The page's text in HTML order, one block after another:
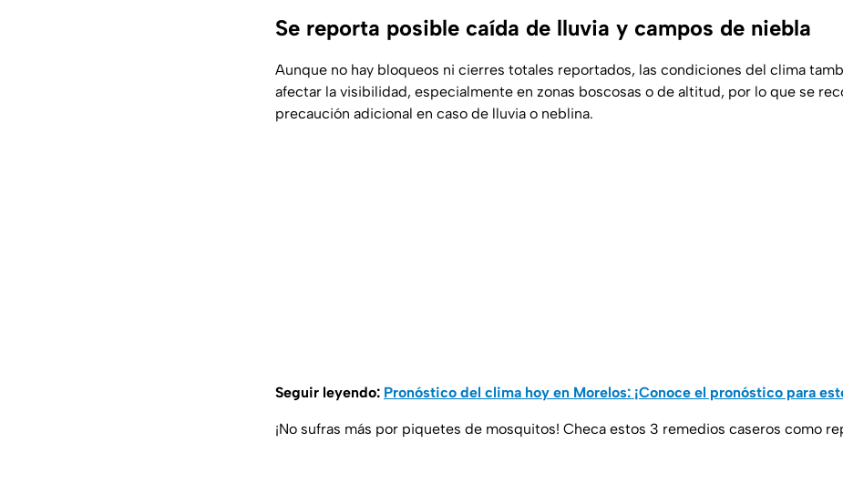
Se reporta posible caída de lluvia y campos de niebla
Aunque no hay bloqueos ni cierres totales reportados, las condiciones del clima
afectar la visibilidad, especialmente en zonas boscosas o de altitud, por lo que se
precaución adicional en caso de lluvia o neblina.
Seguir leyendo: Pronóstico del clima hoy en Morelos: ¡Conoce el pronóstico para
¡No sufras más por piquetes de mosquitos! Checa estos 3 remedios caseros como